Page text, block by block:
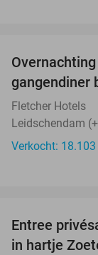
gangendiner
Fletcher Hotels
Leidschendam
Verkocht: 18.103
Entree
in hartje